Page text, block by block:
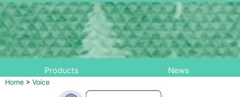
Products News
Home > Voice